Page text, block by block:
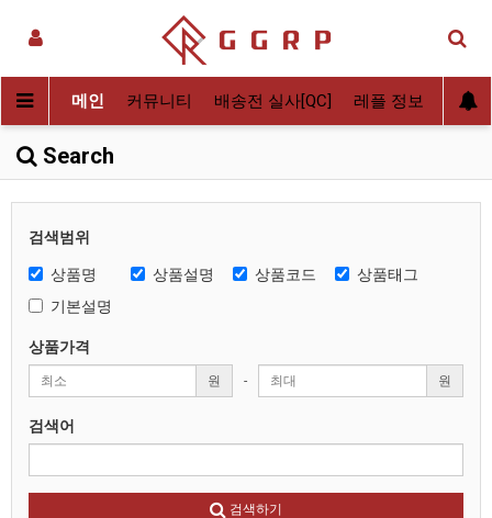
메인 커뮤니티 배송전 실사[QC] 레플 정보 후기
Search
검색범위
상품명 상품설명 상품코드
상품태그
기본설명
상품가격
원 - 원
검색어
검색하기